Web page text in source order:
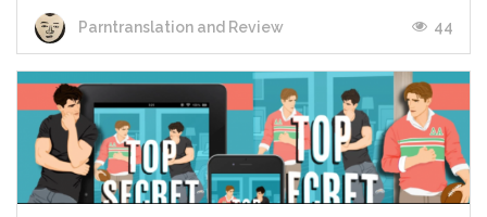
Parntranslation and Review 44